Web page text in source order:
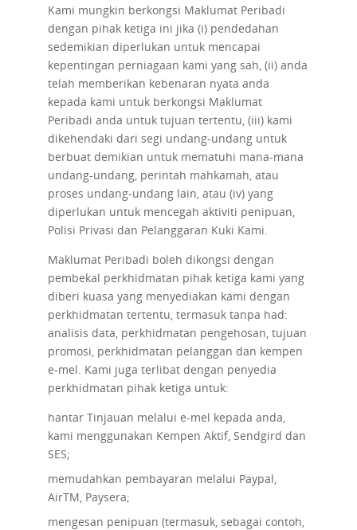
Kami mungkin berkongsi Maklumat Peribadi
dengan pihak ketiga ini jika (i) pendedahan
sedemikian diperlukan untuk mencapai
kepentingan perniagaan kami yang sah, (ii) anda
telah memberikan kebenaran nyata anda
kepada kami untuk berkongsi Maklumat
Peribadi anda untuk tujuan tertentu, (iii) kami
dikehendaki dari segi undang-undang untuk
berbuat demikian untuk mematuhi mana-mana
undang-undang, perintah mahkamah, atau
proses undang-undang lain, atau (iv) yang
diperlukan untuk mencegah aktiviti penipuan,
Polisi Privasi dan Pelanggaran Kuki Kami.
Maklumat Peribadi boleh dikongsi dengan
pembekal perkhidmatan pihak ketiga kami yang
diberi kuasa yang menyediakan kami dengan
perkhidmatan tertentu, termasuk tanpa had:
analisis data, perkhidmatan pengehosan, tujuan
promosi, perkhidmatan pelanggan dan kempen
e-mel. Kami juga terlibat dengan penyedia
perkhidmatan pihak ketiga untuk:
hantar Tinjauan melalui e-mel kepada anda,
kami menggunakan Kempen Aktif, Sendgird dan
SES;
memudahkan pembayaran melalui Paypal,
AirTM, Paysera;
mengesan penipuan (termasuk, sebagai contoh,